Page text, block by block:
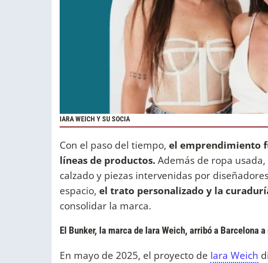
IARA WEICH Y SU SOCIA
Con el paso del tiempo, el emprendimiento
líneas de productos.Además de ropa
calzado y piezas intervenidas por
espacio, el trato personalizado y la
consolidar la marca.
El Bunker, la marca de Iara Weich, arribó a Barcelona
En mayo de 2025, el proyecto de Iara Weich